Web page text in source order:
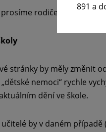
rodiče, aby
stránky by měly změnit
„dětské nemoci“ rychle
dění ve škole.
by v daném případě
891 a